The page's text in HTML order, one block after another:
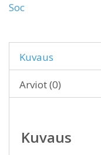
Soc
Kuvaus
Arviot (0)
Kuvaus